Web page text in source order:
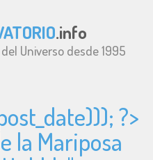
.info
Universo desde 1995
?>
la Mariposa